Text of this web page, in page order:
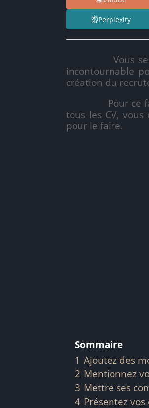
Perplexity
Vous serez
incontournable
création du
Pour ce faire,
tous les CV,
pour le faire.
Sommaire
1 Ajoutez des
2 Mentionnez
3 Mettre ses
4 Présentez vos